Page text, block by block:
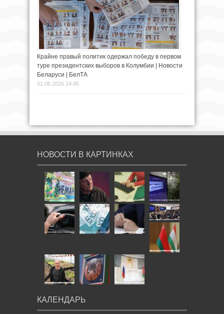
Крайне правый политик одержал победу в первом
туре президентских выборов в Колумбии | Новости
Беларуси | БелТА
01.06.2026 14:45
НОВОСТИ В КАРТИНКАХ
КАЛЕНДАРЬ